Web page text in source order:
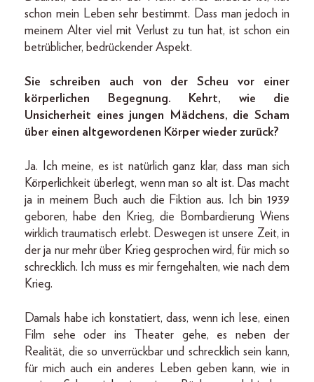
schon mein Leben sehr bestimmt. Dass man jedoch in
meinem Alter viel mit Verlust zu tun hat, ist schon ein
betrüblicher, bedrückender Aspekt.
Sie schreiben auch von der Scheu vor einer
körperlichen Begegnung. Kehrt, wie die
Unsicherheit eines jungen Mädchens, die Scham
über einen altgewordenen Körper wieder zurück?
Ja. Ich meine, es ist natürlich ganz klar, dass man sich
Körperlichkeit überlegt, wenn man so alt ist. Das macht
ja in meinem Buch auch die Fiktion aus. Ich bin 1939
geboren, habe den Krieg, die Bombardierung Wiens
wirklich traumatisch erlebt. Deswegen ist unsere Zeit, in
der ja nur mehr über Krieg gesprochen wird, für mich so
schrecklich. Ich muss es mir ferngehalten, wie nach dem
Krieg.
Damals habe ich konstatiert, dass, wenn ich lese, einen
Film sehe oder ins Theater gehe, es neben der
Realität, die so unverrückbar und schrecklich sein kann,
für mich auch ein anderes Leben geben kann, wie in